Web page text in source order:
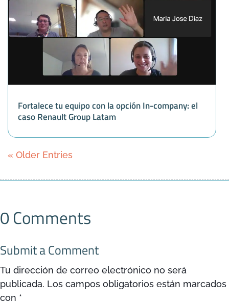
Fortalece tu equipo con la opción In-company: el
caso Renault Group Latam
« Older Entries
0 Comments
Submit a Comment
Tu dirección de correo electrónico no será
publicada. Los campos obligatorios están marcados
con *